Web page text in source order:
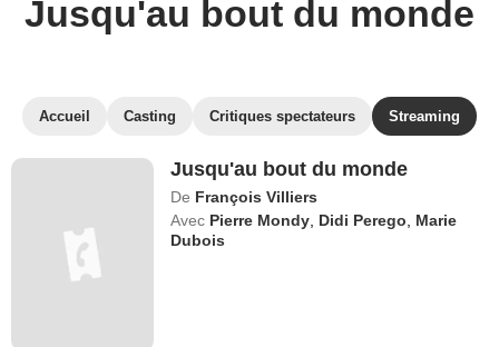
Jusqu'au bout du monde
Accueil Casting Critiques spectateurs Streaming
Jusqu'au bout du monde
De François Villiers
Avec Pierre Mondy Didi Perego
Marie
Dubois